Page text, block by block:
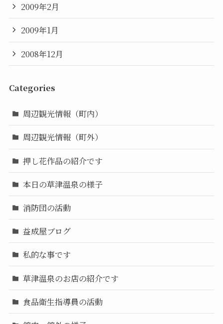
2009年2月
2009年1月
2008年12月
Categories
周辺観光情報（町内）
周辺観光情報（町外）
押し花作品の紹介です
本日の草津温泉の様子
消防団の活動
益成屋ブログ
私的な事です
草津温泉のお店の紹介です
食品衛生指導員の活動